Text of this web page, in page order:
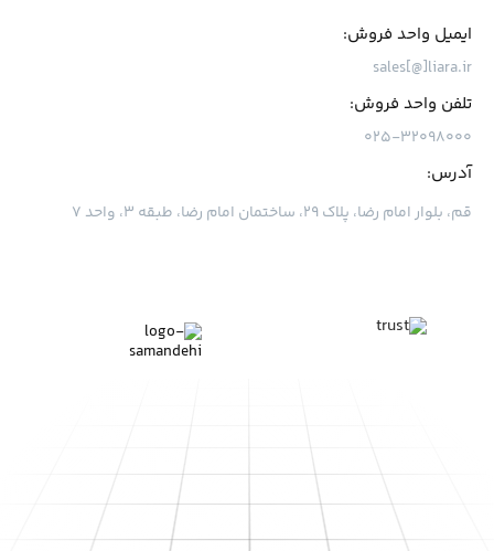
ایمیل واحد فروش:
sales[@]liara.ir
تلفن واحد فروش:
۰۲۵-۳۲۰۹۸۰۰۰
آدرس:
قم، بلوار امام رضا، پلاک ۲۹، ساختمان امام رضا، طبقه ۳، واحد ۷